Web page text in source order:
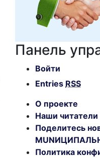
Панель
Войти
Entries RSS
О проекте
Наши
Поделитесь
Политика